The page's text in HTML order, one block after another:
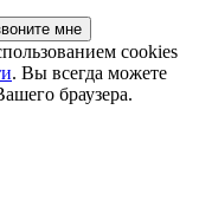
мне
cookies
. Вы всегда можете
браузера.